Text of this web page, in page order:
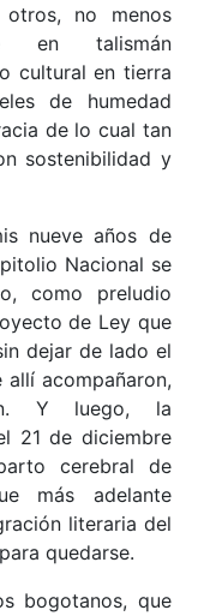
otros, no menos
en talismán
cultural en tierra
de humedad
de lo cual tan
sostenibilidad y
nueve años de
Nacional se
como preludio
de Ley que
dejar de lado el
acompañaron,
Y luego, la
21 de diciembre
cerebral de
más adelante
literaria del
quedarse.
bogotanos, que